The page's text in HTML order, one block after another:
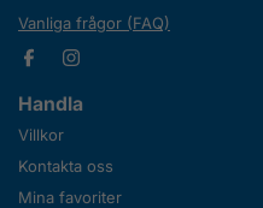
Vanliga frågor (FAQ)
Handla
Villkor
Kontakta oss
Mina favoriter